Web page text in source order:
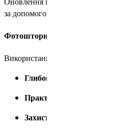
за допомогою сучасного друку на
Фотоштори Біла Церква: Новий
Використання персоналізованих
Глибока передача кольорів
Практичність у побуті
Захист від світла